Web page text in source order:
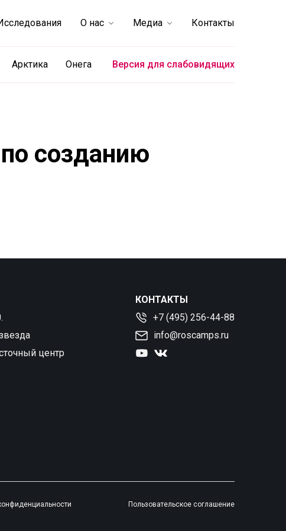
О нас Медиа Контакты
Арктика Онега Версия для слабовидящих
созданию
центр
КОНТАКТЫ
+7 (495) 256-44-88
info@roscamps.ru
Пользовательское соглашение